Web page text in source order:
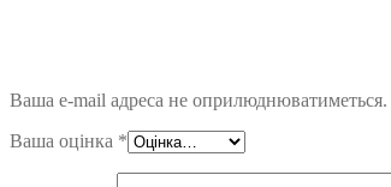
Ваша e-mail адреса не оприлюднюватиметься.
Ваша оцінка *